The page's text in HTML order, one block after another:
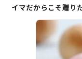
イマだからこそ贈り